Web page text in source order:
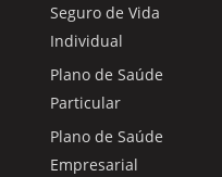
Seguro de Vida
Individual
Plano de Saúde
Particular
Plano de Saúde
Empresarial